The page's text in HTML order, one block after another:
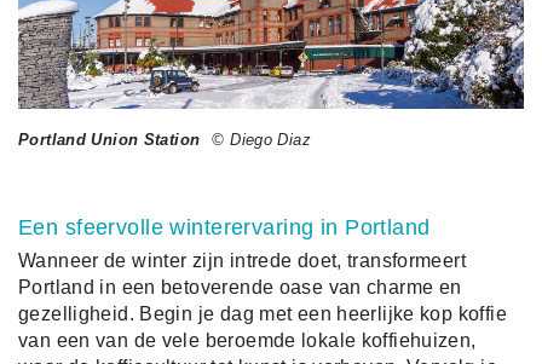
Portland Union Station © Diego Diaz
Een sfeervolle winterervaring in Portland
Wanneer de winter zijn intrede doet, transformeert
Portland in een betoverende oase van charme en
gezelligheid. Begin je dag met een heerlijke kop koffie
van een van de vele beroemde lokale koffiehuizen,